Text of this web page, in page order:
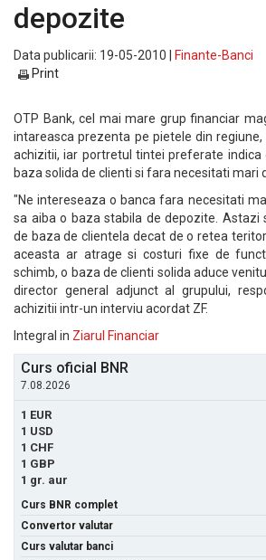
depozite
Data publicarii: 19-05-2010 |
Finante-Banci
Print
OTP Bank, cel mai mare grup financiar
intareasca prezenta pe pietele din regiune,
achizitii, iar portretul tintei preferate indica
baza solida de clienti si fara necesitati mari
"Ne intereseaza o banca fara necesitati
sa aiba o baza stabila de depozite. Astazi
de baza de clientela decat de o retea
aceasta ar atrage si costuri fixe de
schimb, o baza de clienti solida aduce
director general adjunct al grupului,
achizitii intr-un interviu acordat ZF.
Integral in Ziarul Financiar
Curs oficial BNR
7.08.2026
1 EUR
1 USD
1 CHF
1 GBP
1 gr. aur
Curs BNR complet
Convertor valutar
Curs valutar banci